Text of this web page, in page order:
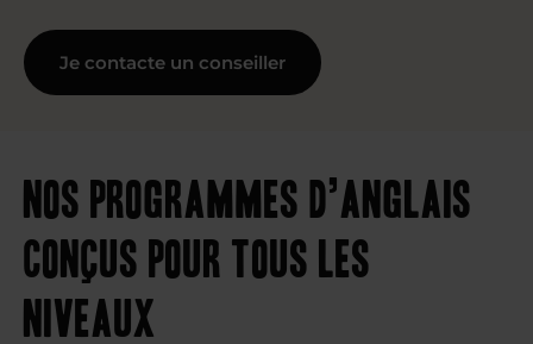
Je contacte un conseiller
Nos programmes d’anglais
conçus pour tous les
niveaux